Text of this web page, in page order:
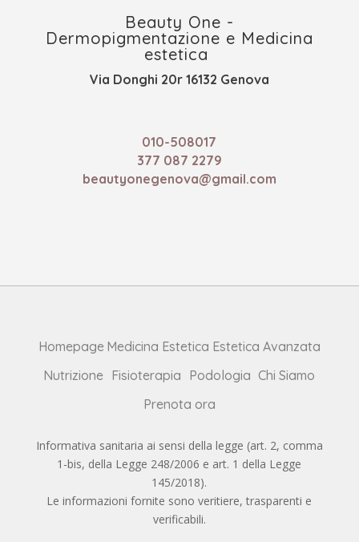
Beauty One -
Dermopigmentazione e Medicina
estetica
Via Donghi 20r 16132 Genova
010-508017
377 087 2279
beautyonegenova@gmail.com
Homepage Medicina Estetica Estetica Avanzata
Nutrizione Fisioterapia Podologia Chi Siamo
Prenota ora
Informativa sanitaria ai sensi della legge (art. 2, comma
1-bis, della Legge 248/2006 e art. 1 della Legge
145/2018).
Le informazioni fornite sono veritiere, trasparenti e
verificabili.